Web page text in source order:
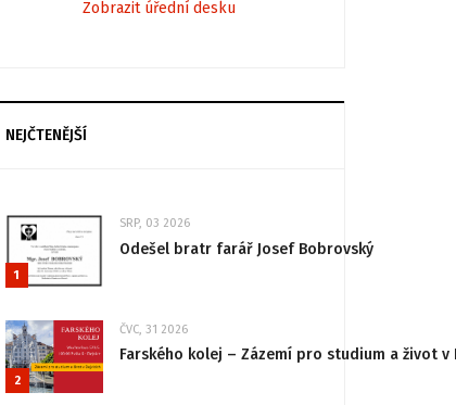
Zobrazit úřední desku
NEJČTENĚJŠÍ
1
SRP, 03 2026
Odešel bratr farář Josef Bobrovský
2
ČVC, 31 2026
Farského kolej – Zázemí pro studium a život v